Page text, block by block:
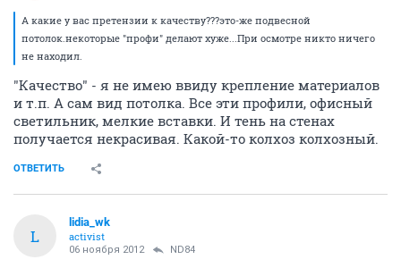
А какие у вас претензии к качеству???это-же подвесной
потолок.некоторые "профи" делают хуже...При осмотре никто ничего
не находил.
"Качество" - я не имею ввиду крепление материалов
и т.п. А сам вид потолка. Все эти профили, офисный
светильник, мелкие вставки. И тень на стенах
получается некрасивая. Какой-то колхоз колхозный.
ОТВЕТИТЬ
L
lidia_wk
activist
06 ноября 2012 ND84